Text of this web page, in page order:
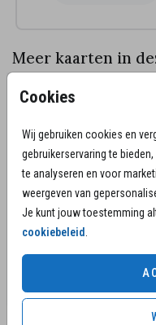
Cookies
Wij gebruiken cookies en
gebruikerservaring te
te analyseren en voor
weergeven van
Je kunt jouw toestemming
cookiebeleid
• Een zandkleur
Loop je vast met het
contact met ons op.
Meer kaarten in